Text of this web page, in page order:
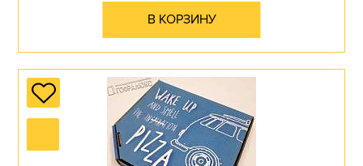
В КОРЗИНУ